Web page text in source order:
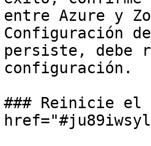
entre Azure y
Configuración
persiste, debe
configuración.
### Reinicie el